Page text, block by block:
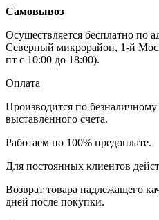
Самовывоз
Осуществляется бесплатно по
Северный микрорайон, 1-й
пт с 10:00 до 18:00).
Оплата
Производится по
выставленного счета.
Работаем по 100% предоплате.
Для постоянных клиентов
Возврат товара надлежащего
дней после покупки.